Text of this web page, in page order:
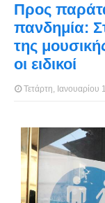
Προς
πανδημία:
της
οι ειδικοί
Τετάρτη, Ιανουαρίου